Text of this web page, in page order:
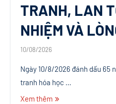
TRANH, LAN
NHIỆM VÀ
10/08/2026
Ngày 10/8/2026 đánh dấu 65
tranh hóa học …
Xem thêm